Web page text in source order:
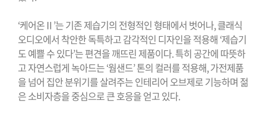
‘케어온Ⅱ’는 기존 제습기의 전형적인 형태에서 벗어나,클래식
오디오에서 착안한 독특하고 감각적인 디자인을 적용해 ‘제습기
도 예쁠 수 있다’는 편견을 깨뜨린 제품이다.특히 공간에 따뜻하
고 자연스럽게 녹아드는 ‘웜샌드’ 톤의 컬러를 적용해,가전제품
을 넘어 집안 분위기를 살려주는 인테리어 오브제로 기능하며 젊
은 소비자층을 중심으로 큰 호응을 얻고 있다.